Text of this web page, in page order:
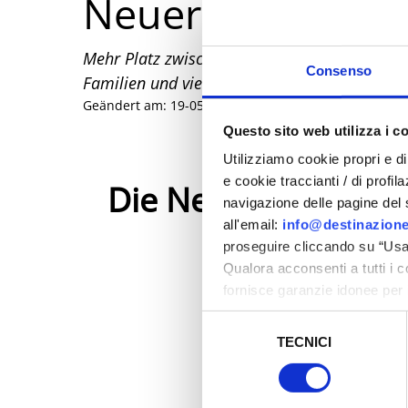
Consenso
Questo sito web utilizza i
Utilizziamo cookie propri e
e cookie traccianti / di
navigazione delle pagine
all'email:
proseguire cliccando su
Qualora acconsenti a tutti i
fornisce garanzie idonee
sicurezza a Tutela dei
TECNICI
Neuerungen für
Mehr Platz zwischen den Sonnenschirmen,
Familien und vierbeinigen Freunden genießen.
Geändert am: 19-05-2026
Die Neuerungen
Saison